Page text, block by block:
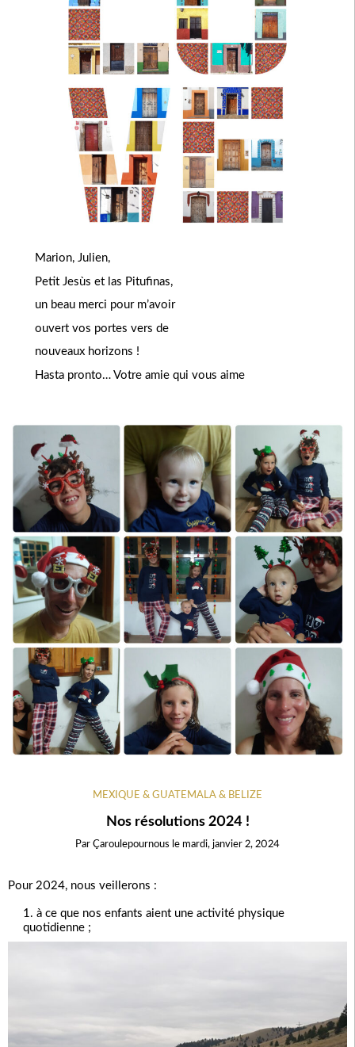
Marion, Julien,
Petit Jesùs et las Pitufinas,
un beau merci pour m’avoir
ouvert vos portes vers de
nouveaux horizons !
Hasta pronto… Votre amie qui vous aime
MEXIQUE & GUATEMALA & BELIZE
Nos résolutions 2024 !
Par Çaroulepournous le mardi, janvier 2, 2024
Pour 2024, nous veillerons :
à ce que nos enfants aient une activité physique
quotidienne ;